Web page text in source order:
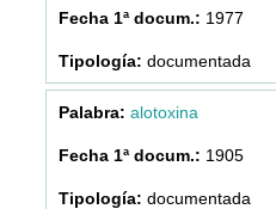
1977
documentada
alotoxina
1905
documentada